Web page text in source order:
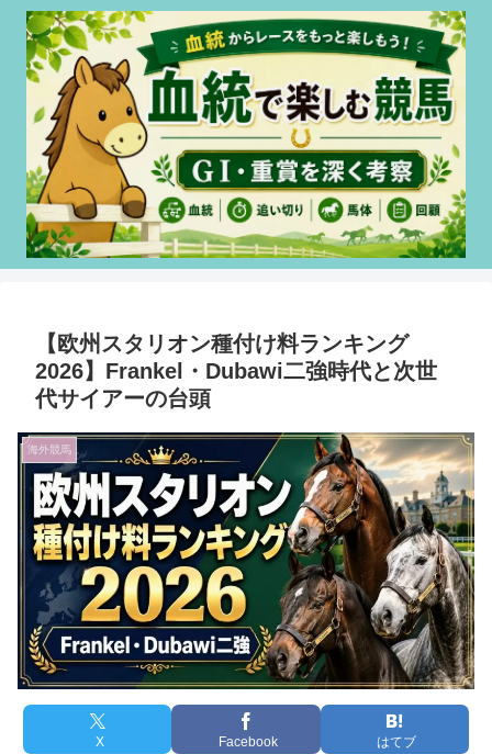
【欧州スタリオン種付け料ランキング
2026】Frankel・Dubawi二強時代と次世
代サイアーの台頭
海外競馬
X Facebook はてブ